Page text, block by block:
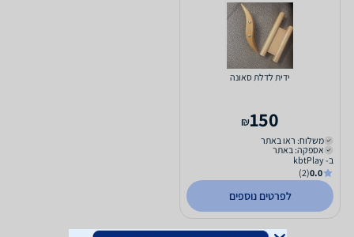
ידית לדלת סאונה
150
₪
משלוח: ראו באתר
אספקה: באתר
ב- kbtPlay
0.0
(2)
לפרטים נוספים